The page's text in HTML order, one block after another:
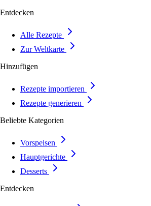
Entdecken
Alle Rezepte
Zur Weltkarte
Hinzufügen
Rezepte importieren
Rezepte generieren
Beliebte Kategorien
Vorspeisen
Hauptgerichte
Desserts
Entdecken